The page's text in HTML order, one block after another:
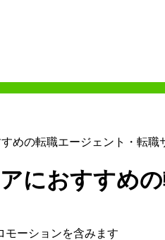
めの転職エージェント・転職
におすすめ
モーションを含みます